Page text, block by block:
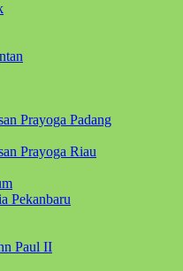
Prayoga Padang
Prayoga Riau
Pekanbaru
Paul II